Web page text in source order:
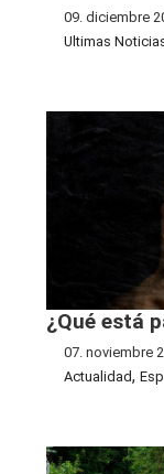
09. diciembre
Ultimas
¿Qué está
07. noviembre
Actualidad,